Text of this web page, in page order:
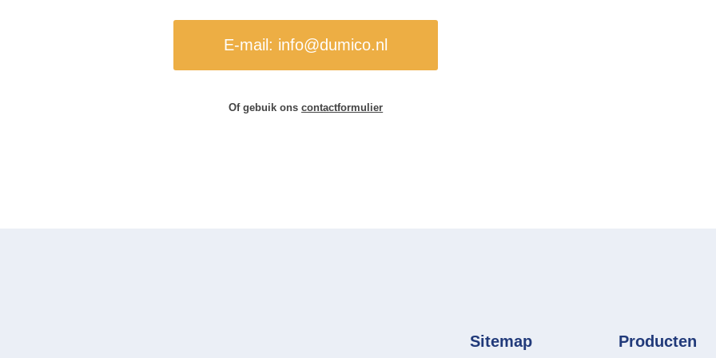
E-mail: info@dumico.nl
Of gebuik onscontactformulier
Sitemap Producten